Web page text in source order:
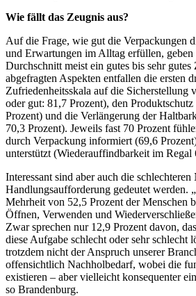
Wie fällt das Zeugnis aus?
Auf die Frage, wie gut die Verpackungen
und Erwartungen im Alltag erfüllen, geben
Durchschnitt meist ein gutes bis sehr
abgefragten Aspekten entfallen die ersten
Zufriedenheitsskala auf die Sicherstellung
oder gut: 81,7 Prozent), den
Prozent) und die Verlängerung der
70,3 Prozent). Jeweils fast 70 Prozent
durch Verpackung informiert (69,6
unterstützt (Wiederauffindbarkeit im Regal
Interessant sind aber auch die
Handlungsaufforderung gedeutet werden.
Mehrheit von 52,5 Prozent der Menschen
Öffnen, Verwenden und
Zwar sprechen nur 12,9 Prozent davon,
diese Aufgabe schlecht oder sehr schlecht
trotzdem nicht der Anspruch unserer
offensichtlich Nachholbedarf, wobei die
existieren – aber vielleicht konsequenter
so Brandenburg.